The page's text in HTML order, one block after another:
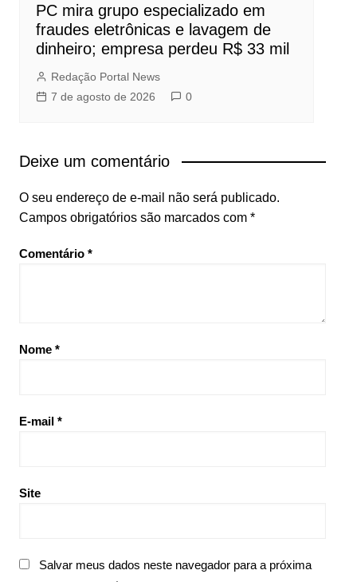
PC mira grupo especializado em
fraudes eletrônicas e lavagem de
dinheiro; empresa perdeu R$ 33 mil
Redação Portal News
7 de agosto de 2026
0
Deixe um comentário
O seu endereço de e-mail não será publicado.
Campos obrigatórios são marcados com *
Comentário *
Nome *
E-mail *
Site
Salvar meus dados neste navegador para a próxima